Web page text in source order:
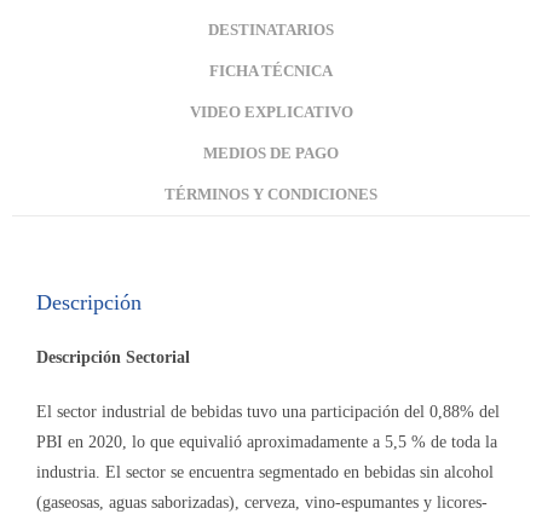
DESTINATARIOS
FICHA TÉCNICA
VIDEO EXPLICATIVO
MEDIOS DE PAGO
TÉRMINOS Y CONDICIONES
Descripción
Descripción Sectorial
El sector industrial de bebidas tuvo una participación del 0,88% del
PBI en 2020, lo que equivalió aproximadamente a 5,5 % de toda la
industria. El sector se encuentra segmentado en bebidas sin alcohol
(gaseosas, aguas saborizadas), cerveza, vino-espumantes y licores-